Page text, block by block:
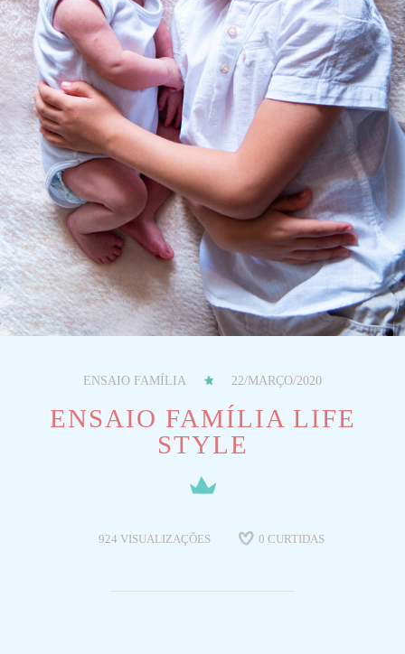
ENSAIO FAMÍLIA 22/MARÇO/2020
ENSAIO FAMÍLIA LIFE
STYLE
924 VISUALIZAÇÕES 0 CURTIDAS